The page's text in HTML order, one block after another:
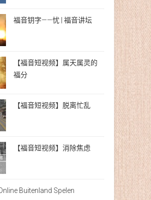
福音钥字——忧 | 福音讲坛
【福音短视频】属天属灵的
福分
【福音短视频】脱离忙乱
【福音短视频】消除焦虑
Buitenland Spelen